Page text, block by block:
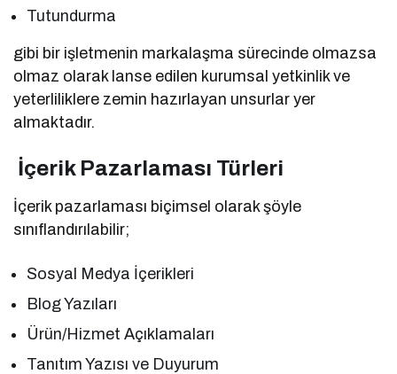
Tutundurma
gibi bir işletmenin markalaşma sürecinde olmazsa
olmaz olarak lanse edilen kurumsal yetkinlik ve
yeterliliklere zemin hazırlayan unsurlar yer
almaktadır.
İçerik Pazarlaması Türleri
İçerik pazarlaması biçimsel olarak şöyle
sınıflandırılabilir;
Sosyal Medya İçerikleri
Blog Yazıları
Ürün/Hizmet Açıklamaları
Tanıtım Yazısı ve Duyurum